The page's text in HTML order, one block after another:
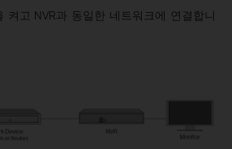
켜고 NVR과 동일한 네트워크에 연결합니